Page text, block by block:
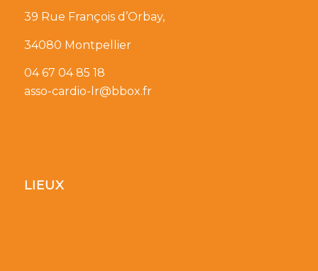
39 Rue François d’Orbay,
34080 Montpellier
04 67 04 85 18
asso-cardio-lr@bbox.fr
LIEUX